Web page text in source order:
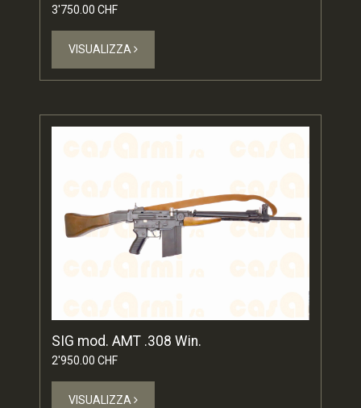
3'750.00 CHF
VISUALIZZA
SIG mod. AMT .308 Win.
2'950.00 CHF
VISUALIZZA